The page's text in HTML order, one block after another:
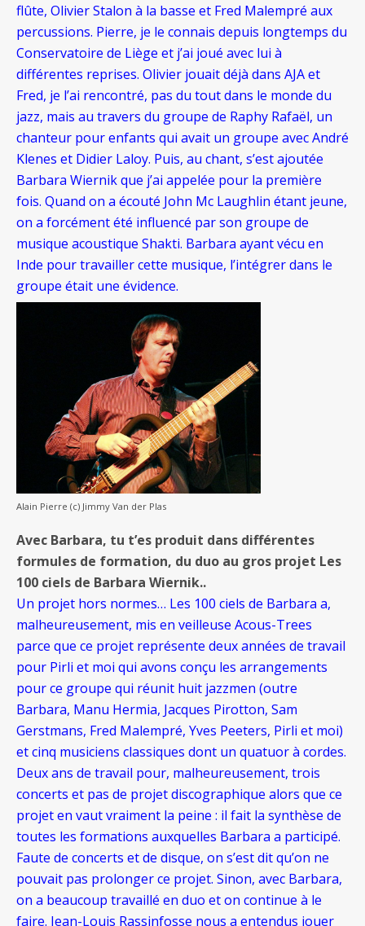
flûte, Olivier Stalon à la basse et Fred Malempré aux
percussions. Pierre, je le connais depuis longtemps du
Conservatoire de Liège et j’ai joué avec lui à
différentes reprises. Olivier jouait déjà dans AJA et
Fred, je l’ai rencontré, pas du tout dans le monde du
jazz, mais au travers du groupe de Raphy Rafaël, un
chanteur pour enfants qui avait un groupe avec André
Klenes et Didier Laloy. Puis, au chant, s’est ajoutée
Barbara Wiernik que j’ai appelée pour la première
fois. Quand on a écouté John Mc Laughlin étant jeune,
on a forcément été influencé par son groupe de
musique acoustique Shakti. Barbara ayant vécu en
Inde pour travailler cette musique, l’intégrer dans le
groupe était une évidence.
Alain Pierre (c) Jimmy Van der Plas
Avec Barbara, tu t’es produit dans différentes
formules de formation, du duo au gros projet Les
100 ciels de Barbara Wiernik..
Un projet hors normes… Les 100 ciels de Barbara a,
malheureusement, mis en veilleuse Acous-Trees
parce que ce projet représente deux années de travail
pour Pirli et moi qui avons conçu les arrangements
pour ce groupe qui réunit huit jazzmen (outre
Barbara, Manu Hermia, Jacques Pirotton, Sam
Gerstmans, Fred Malempré, Yves Peeters, Pirli et moi)
et cinq musiciens classiques dont un quatuor à cordes.
Deux ans de travail pour, malheureusement, trois
concerts et pas de projet discographique alors que ce
projet en vaut vraiment la peine : il fait la synthèse de
toutes les formations auxquelles Barbara a participé.
Faute de concerts et de disque, on s’est dit qu’on ne
pouvait pas prolonger ce projet. Sinon, avec Barbara,
on a beaucoup travaillé en duo et on continue à le
faire. Jean-Louis Rassinfosse nous a entendus jouer